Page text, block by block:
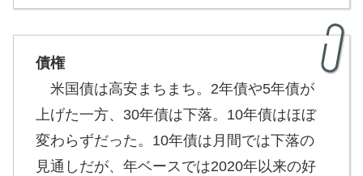
債権
米国債は高安まちまち。2年債や5年債が
上げた一方、30年債は下落。10年債はほぼ
変わらずだった。10年債は月間では下落の
見通しだが、年ベースでは2020年以来の好